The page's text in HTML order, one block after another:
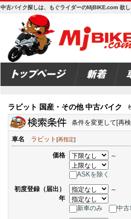
中古バイク探しは、もぐライダーのMjBIKE.com 欲
ラビット 国産・その他 中古バイク
条件を変更して[再
車名 ラビット [再指定]
価格 ～
ASKを除く
初度登録（届出）
年
～
新車のみ 中古